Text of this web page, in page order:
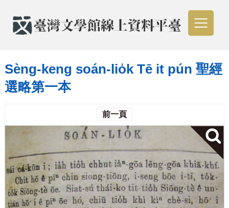
Sèng-keng soán-lio̍k Tē it pún 聖經
選略第一本
前一頁